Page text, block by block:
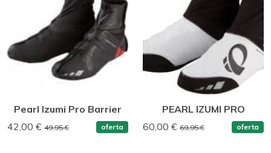
Pearl Izumi Pro Barrier
42,00 € 49,95 € oferta
PEARL IZUMI PRO
60,00 € 69,95 € oferta